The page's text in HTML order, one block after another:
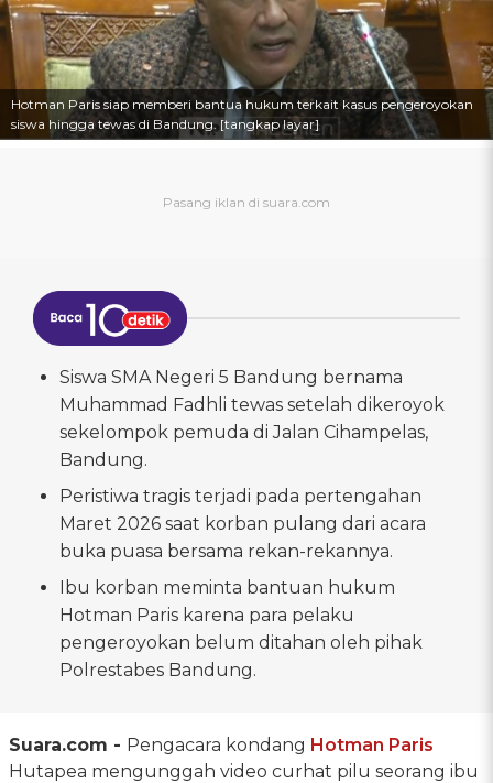
Hotman Paris siap memberi bantua hukum terkait kasus pengeroyokan
siswa hingga tewas di Bandung. [tangkap layar]
Siswa SMA Negeri 5 Bandung bernama
Muhammad Fadhli tewas setelah dikeroyok
sekelompok pemuda di Jalan Cihampelas,
Bandung.
Peristiwa tragis terjadi pada pertengahan
Maret 2026 saat korban pulang dari acara
buka puasa bersama rekan-rekannya.
Ibu korban meminta bantuan hukum
Hotman Paris karena para pelaku
pengeroyokan belum ditahan oleh pihak
Polrestabes Bandung.
Suara.com - Pengacara kondang Hotman Paris
Hutapea mengunggah video curhat pilu seorang ibu